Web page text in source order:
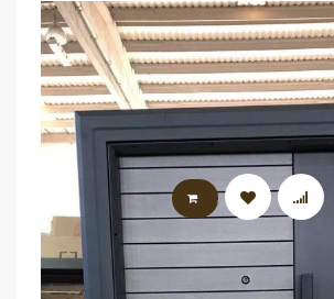
initial
était :
1800 DT.
actuel
est :
1650 DT.
AJOUTER AU PANIER